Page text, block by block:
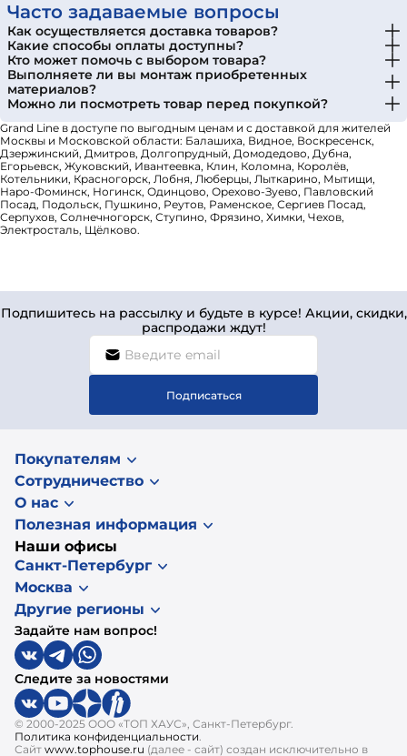
Часто задаваемые вопросы
Как осуществляется доставка товаров?
Какие способы оплаты доступны?
Кто может помочь с выбором товара?
Выполняете ли вы монтаж приобретенных
материалов?
Можно ли посмотреть товар перед покупкой?
Grand Line в доступе по выгодным ценам и с доставкой для жителей
Москвы и Московской области: Балашиха, Видное, Воскресенск,
Дзержинский, Дмитров, Долгопрудный, Домодедово, Дубна,
Егорьевск, Жуковский, Ивантеевка, Клин, Коломна, Королёв,
Котельники, Красногорск, Лобня, Люберцы, Лыткарино, Мытищи,
Наро-Фоминск, Ногинск, Одинцово, Орехово-Зуево, Павловский
Посад, Подольск, Пушкино, Реутов, Раменское, Сергиев Посад,
Серпухов, Солнечногорск, Ступино, Фрязино, Химки, Чехов,
Электросталь, Щёлково.
Подпишитесь на рассылку и будьте в курсе! Акции, скидки,
распродажи ждут!
Подписаться
Покупателям
Сотрудничество
О нас
Полезная информация
Наши офисы
Санкт-Петербург
Москва
Другие регионы
Задайте нам вопрос!
Следите за новостями
© 2000-2025 ООО «ТОП ХАУС», Санкт-Петербург.
Политика конфиденциальности.
Сайт www.tophouse.ru (далее - сайт) создан исключительно в